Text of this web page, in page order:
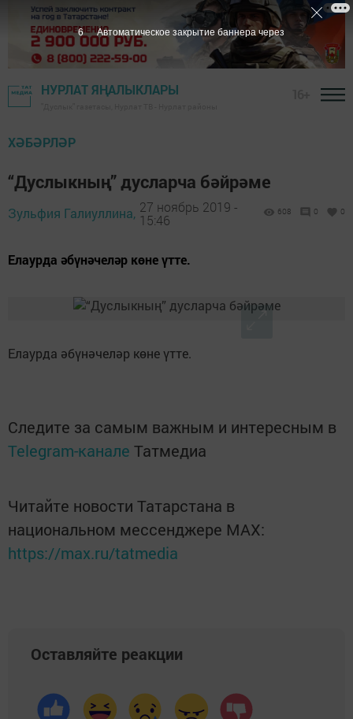
НУРЛАТ ЯҢАЛЫКЛАРЫ
ХӘБӘРЛӘР
“Дуслыкның” дусларча бәйрәме
Зульфия Галиуллина, 27 ноябрь 2019 -
15:46
608 0 0
Елаурда әбүнәчеләр көне үтте.
Елаурда әбүнәчеләр көне үтте.
Следите за самым важным и интересным в
Telegram-канале Татмедиа
Читайте новости Татарстана в
национальном мессенджере MАХ:
https://max.ru/tatmedia
Оставляйте реакции
5 Автоматическое закрытие баннера через